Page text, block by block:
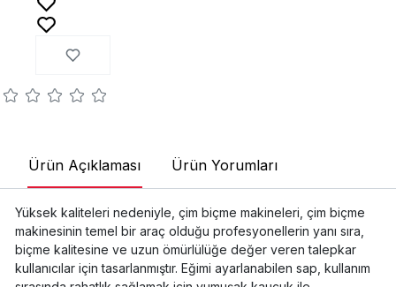
Ürün Açıklaması Ürün Yorumları
Yüksek kaliteleri nedeniyle, çim biçme makineleri, çim biçme
makinesinin temel bir araç olduğu profesyonellerin yanı sıra,
biçme kalitesine ve uzun ömürlülüğe değer veren talepkar
kullanıcılar için tasarlanmıştır. Eğimi ayarlanabilen sap, kullanım